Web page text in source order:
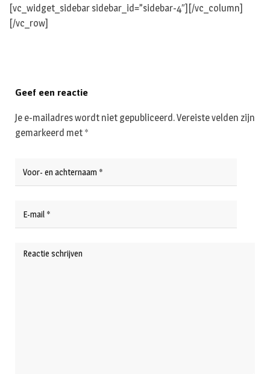
[vc_widget_sidebar sidebar_id=”sidebar-4″][/vc_column]
[/vc_row]
Geef een reactie
Je e-mailadres wordt niet gepubliceerd.Vereiste velden zijn
gemarkeerd met *